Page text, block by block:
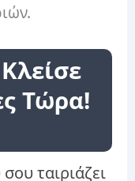
Τώρα!
ταιριάζει